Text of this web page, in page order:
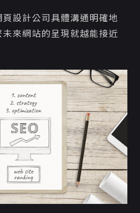
設計公司具體溝通明確地
來網站的呈現就越能接近